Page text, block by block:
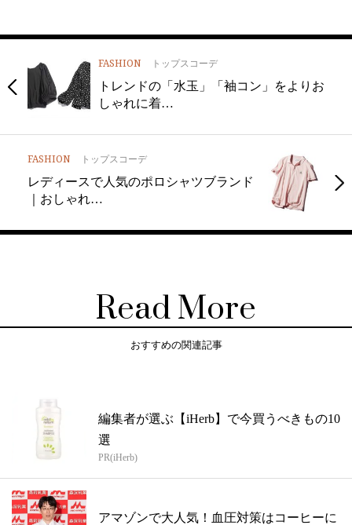
FASHION トップスコーデ
トレンドの「水玉」「袖コン」をよりお
しゃれに着…
FASHION トップスコーデ
レディースで人気のポロシャツブランド
｜おしゃれ…
Read More
おすすめの関連記事
編集者が選ぶ【iHerb】で今買うべきもの10
選
PR(iHerb)
アマゾンで大人気！血圧対策はコーヒーに